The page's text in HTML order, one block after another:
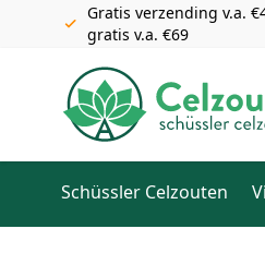
Gratis verzending v.a.
gratis v.a. €69
Schüssler Celzouten